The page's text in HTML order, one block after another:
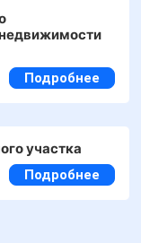
недвижимости
Подробнее
участка
Подробнее